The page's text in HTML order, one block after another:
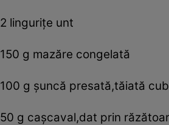
2 linguriţe unt
150 g mazăre congelată
100 g şuncă presată,tăiată
50 g caşcaval,dat prin